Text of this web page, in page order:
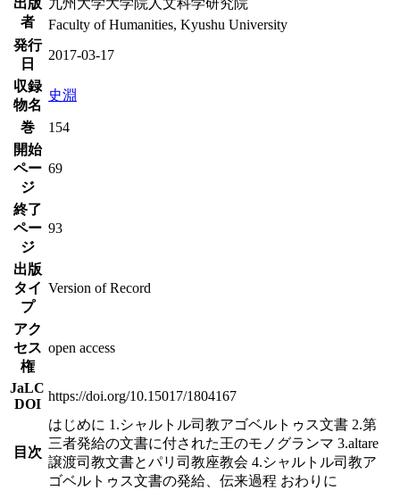
者
Faculty of Humanities, Kyushu University
発行
日
2017-03-17
収録
物名
史淵
巻
154
開始
ペー
ジ
69
終了
ペー
ジ
93
出版
タイ
プ
Version of Record
アク
セス
権
open access
JaLC
DOI
https://doi.org/10.15017/1804167
目次
はじめに 1.シャルトル司教アゴベルトゥス文書 2.第
三者発給の文書に付された王のモノグランマ 3.altare
譲渡司教文書とパリ司教座教会 4.シャルトル司教ア
ゴベルトゥス文書の発給、伝来過程 おわりに